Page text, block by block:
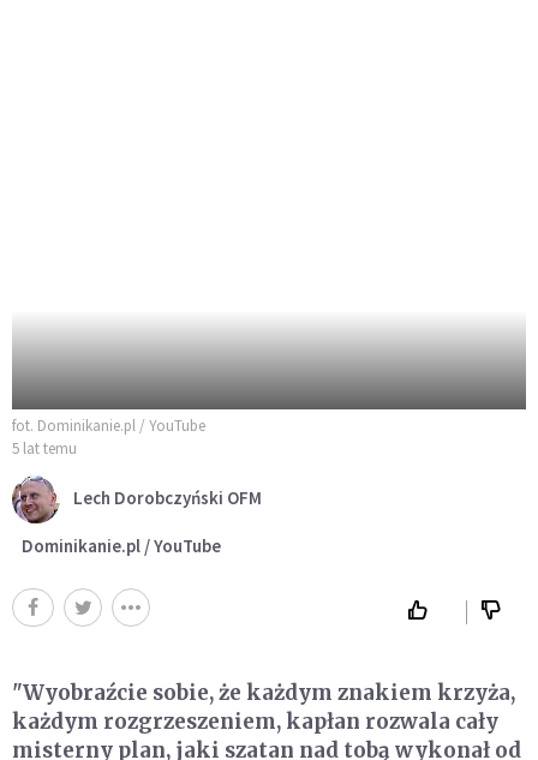
fot. Dominikanie.pl / YouTube
5 lat temu
Lech Dorobczyński OFM
Dominikanie.pl / YouTube
"Wyobraźcie sobie, że każdym znakiem krzyża,
każdym rozgrzeszeniem, kapłan rozwala cały
misterny plan, jaki szatan nad tobą wykonał od